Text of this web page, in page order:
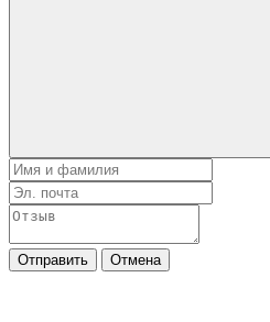
Отправить Отмена